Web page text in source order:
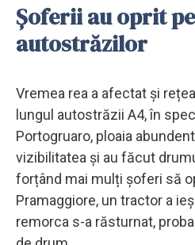
Șoferii au oprit
autostrăzilor
Vremea rea ​​a afectat și
lungul autostrăzii A4, în
Portogruaro, ploaia
vizibilitatea și au făcut
forțând mai mulți șoferi să
Pramaggiore, un tractor a
remorca s-a răsturnat,